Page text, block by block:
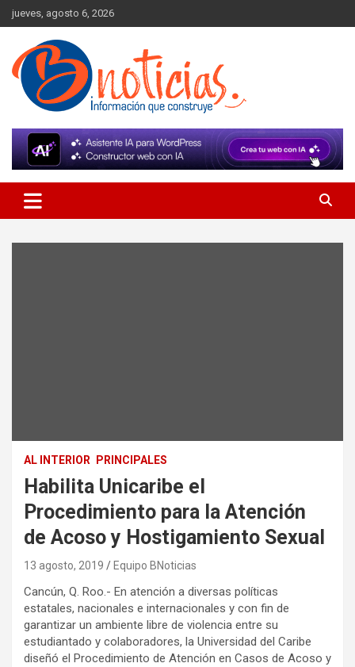
Skip
to
content
jueves, agosto 6, 2026
BNoticias
AL INTERIOR PRINCIPALES
Habilita Unicaribe el
Procedimiento para la Atención
de Acoso y Hostigamiento Sexual
13 agosto, 2019 Equipo BNoticias
Cancún, Q. Roo.- En atención a diversas políticas
estatales, nacionales e internacionales y con fin de
garantizar un ambiente libre de violencia entre su
estudiantado y colaboradores, la Universidad del Caribe
diseñó el Procedimiento de Atención en Casos de Acoso y